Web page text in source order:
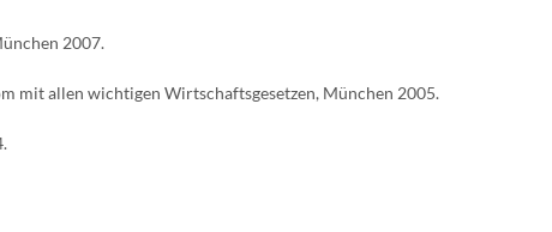
2007.
mit allen wichtigen Wirtschaftsgesetzen, München 2005.